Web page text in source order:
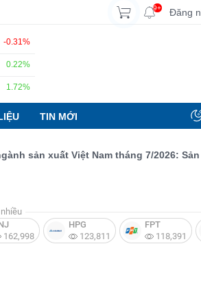
9+ Đăng
-0.31%
0.22%
1.72%
TIN MỚI
sản xuất Việt Nam tháng 7/2026: Sản
162,998
HPG
123,811
FPT
118,391